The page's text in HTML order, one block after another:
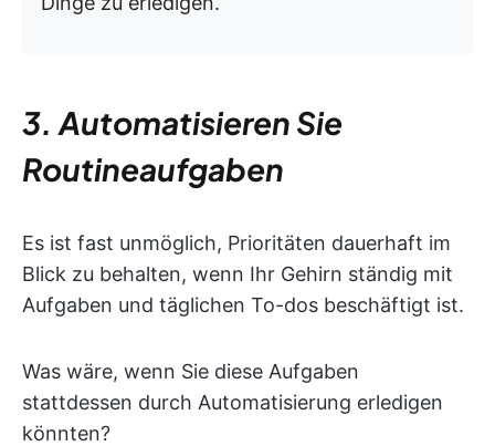
3. Automatisieren Sie
Routineaufgaben
Es ist fast unmöglich, Prioritäten dauerhaft im
Blick zu behalten, wenn Ihr Gehirn ständig mit
Aufgaben und täglichen To-dos beschäftigt ist.
Was wäre, wenn Sie diese Aufgaben
stattdessen durch Automatisierung erledigen
könnten?